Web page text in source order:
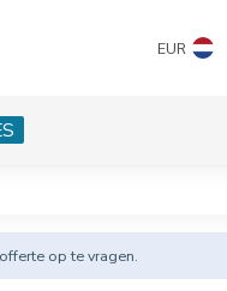
EUR
op te vragen.